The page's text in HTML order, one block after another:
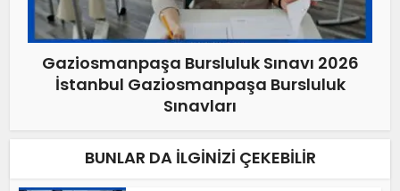
Gaziosmanpaşa Bursluluk Sınavı 2026
İstanbul Gaziosmanpaşa Bursluluk
Sınavları
BUNLAR DA İLGINIZI ÇEKEBILIR